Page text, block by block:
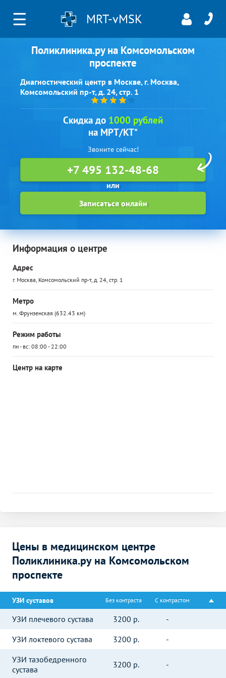
☰ MRT-vMSK
Поликлиника.ру на Комсомольском
проспекте
Диагностический центр в Москве, г. Москва,
Комсомольский пр-т, д. 24, стр. 1
Скидка до 1000 рублей
на МРТ/КТ*
Звоните сейчас!
+7 495 132-48-68
Записаться онлайн
Информация о центре
Адрес
г. Москва, Комсомольский пр-т, д. 24, стр. 1
Метро
м. Фрунзенская (632.43 км)
Режим работы
пн - вс: 08:00 - 22:00
Центр на карте
Цены в медицинском центре
Поликлиника.ру на Комсомольском
проспекте
УЗИ суставов Без контраста С контрастом
УЗИ плечевого сустава 3200 р.
-
УЗИ локтевого сустава
3200 р.
-
УЗИ тазобедренного
сустава
3200 р. -